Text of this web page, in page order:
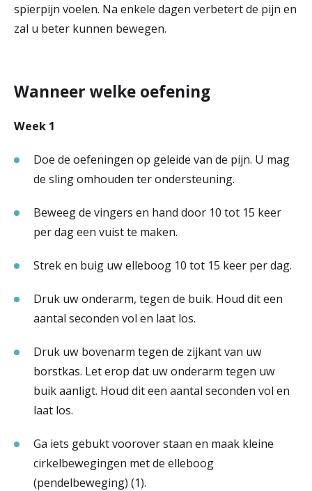
spierpijn voelen. Na enkele dagen verbetert de pijn en
zal u beter kunnen bewegen.
Wanneer welke oefening
Week 1
Doe de oefeningen op geleide van de pijn. U mag
de sling omhouden ter ondersteuning.
Beweeg de vingers en hand door 10 tot 15 keer
per dag een vuist te maken.
Strek en buig uw elleboog 10 tot 15 keer per dag.
Druk uw onderarm, tegen de buik. Houd dit een
aantal seconden vol en laat los.
Druk uw bovenarm tegen de zijkant van uw
borstkas. Let erop dat uw onderarm tegen uw
buik aanligt. Houd dit een aantal seconden vol en
laat los.
Ga iets gebukt voorover staan en maak kleine
cirkelbewegingen met de elleboog
(pendelbeweging) (1).